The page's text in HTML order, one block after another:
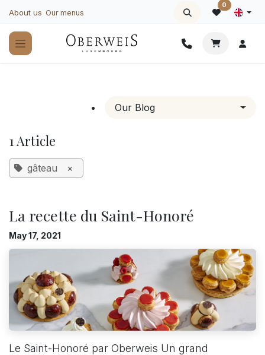
About us Our menus
0
Our Blog
1 Article
gâteau ×
La recette du Saint-Honoré
May 17, 2021
Le Saint-Honoré par Oberweis Un grand